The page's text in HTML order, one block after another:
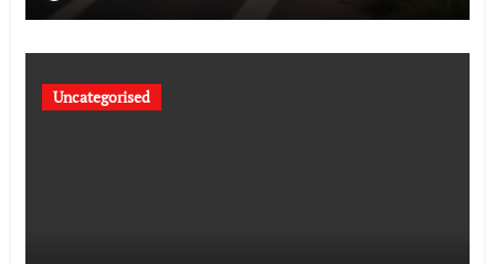
Uncategorised